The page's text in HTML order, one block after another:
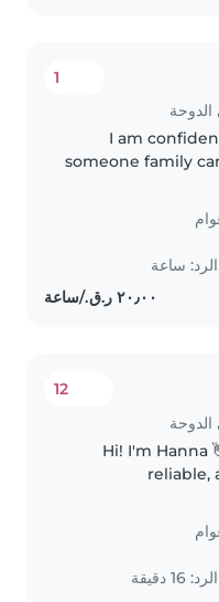
1
I am
someone family
professional
warm
children feel
ساعة
12
Hi! I'm Hanna
reliable,
experience
from infants to
have experience
دقيقة